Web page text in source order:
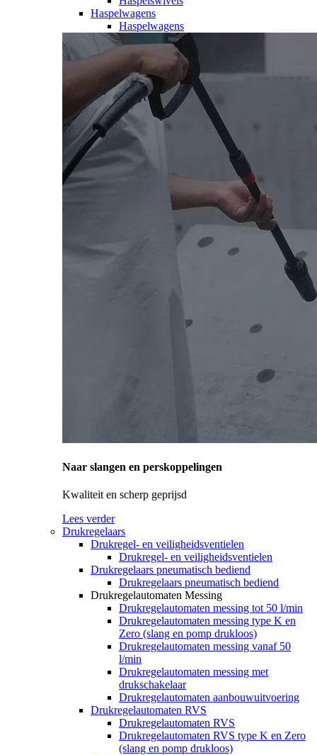
Haspelwagens
Haspelwagens
Naar slangen en perskoppelingen
Kwaliteit en scherp geprijsd
Lees verder
Drukregelaars
Drukregel- en veiligheidsventielen
Drukregel- en veiligheidsventielen
Drukregelaars pneumatisch bediend
Drukregelaars pneumatisch bediend
Drukregelautomaten Messing
Drukregelautomaten messing tot 50 l/min
Drukregelautomaten messing type K en
Zero (slang en pomp drukloos)
Drukregelautomaten messing vanaf 50
l/min
Drukregelautomaten messing met
drukschakelaar
Drukregelautomaten aanbouwuitvoering
Drukregelautomaten RVS
Drukregelautomaten RVS
Drukregelautomaten RVS type K en Zero
(slang en pomp drukloos)